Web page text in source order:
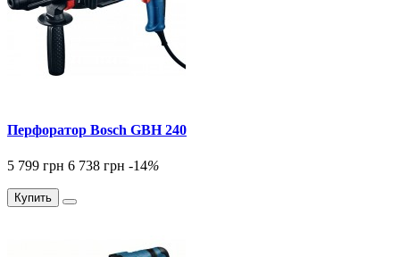
Перфоратор Bosch GBH 240
5 799 грн 6 738 грн -14%
Купить